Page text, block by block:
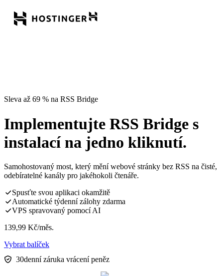
Sleva až 69 % na RSS Bridge
Implementujte RSS Bridge s
instalací na jedno kliknutí.
Samohostovaný most, který mění webové stránky bez RSS na čisté,
odebíratelné kanály pro jakéhokoli čtenáře.
Spusťte svou aplikaci okamžitě
Automatické týdenní zálohy zdarma
VPS spravovaný pomocí AI
139,99 Kč/měs.
Vybrat balíček
30denní záruka vrácení peněz